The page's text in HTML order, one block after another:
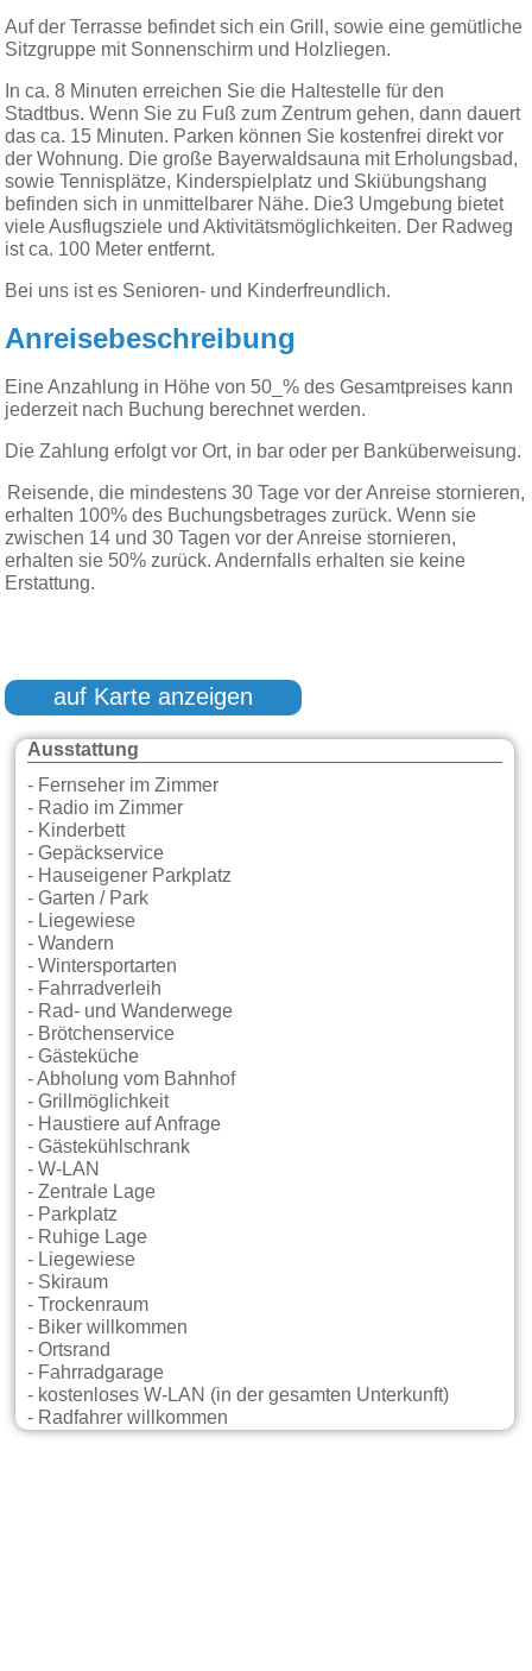
Auf der Terrasse befindet sich ein Grill, sowie eine gemütliche
Sitzgruppe mit Sonnenschirm und Holzliegen.
In ca. 8 Minuten erreichen Sie die Haltestelle für den
Stadtbus. Wenn Sie zu Fuß zum Zentrum gehen, dann dauert
das ca. 15 Minuten. Parken können Sie kostenfrei direkt vor
der Wohnung. Die große Bayerwaldsauna mit Erholungsbad,
sowie Tennisplätze, Kinderspielplatz und Skiübungshang
befinden sich in unmittelbarer Nähe. Die3 Umgebung bietet
viele Ausflugsziele und Aktivitätsmöglichkeiten. Der Radweg
ist ca. 100 Meter entfernt.
Bei uns ist es Senioren- und Kinderfreundlich.
Anreisebeschreibung
Eine Anzahlung in Höhe von 50_% des Gesamtpreises kann
jederzeit nach Buchung berechnet werden.
Die Zahlung erfolgt vor Ort, in bar oder per Banküberweisung.
Reisende, die mindestens 30 Tage vor der Anreise stornieren,
erhalten 100% des Buchungsbetrages zurück. Wenn sie
zwischen 14 und 30 Tagen vor der Anreise stornieren,
erhalten sie 50% zurück. Andernfalls erhalten sie keine
Erstattung.
auf Karte anzeigen
Ausstattung
- Fernseher im Zimmer
- Radio im Zimmer
- Kinderbett
- Gepäckservice
- Hauseigener Parkplatz
- Garten / Park
- Liegewiese
- Wandern
- Wintersportarten
- Fahrradverleih
- Rad- und Wanderwege
- Brötchenservice
- Gästeküche
- Abholung vom Bahnhof
- Grillmöglichkeit
- Haustiere auf Anfrage
- Gästekühlschrank
- W-LAN
- Zentrale Lage
- Parkplatz
- Ruhige Lage
- Liegewiese
- Skiraum
- Trockenraum
- Biker willkommen
- Ortsrand
- Fahrradgarage
- kostenloses W-LAN (in der gesamten Unterkunft)
- Radfahrer willkommen